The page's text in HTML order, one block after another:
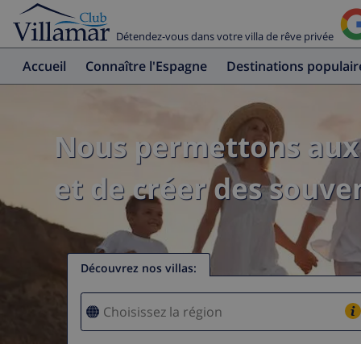
Détendez-vous dans votre villa de rêve privée
Accueil Connaître l'Espagne Destinations
Nous permettons
et de créer des
Découvrez nos villas: